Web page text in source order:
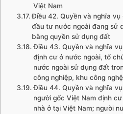
Việt Nam
Điều 42. Quyền và nghĩa
đầu tư nước ngoài đang sử
bằng quyền sử dụng đất
Điều 43. Quyền và nghĩa
định cư ở nước ngoài, tổ
nước ngoài sử dụng đất
công nghiệp, khu công
Điều 44. Quyền và nghĩa
người gốc Việt Nam định
nhà ở tại Việt Nam; người